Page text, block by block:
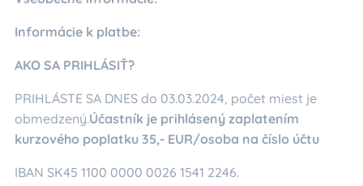
Informácie k platbe:
AKO SA PRIHLÁSIŤ?
PRIHLÁSTE SA DNES do 03.03.2024, počet miest je
obmedzený.Účastník je prihlásený zaplatením
kurzového poplatku 35,- EUR/osoba na číslo účtu
IBAN SK45 1100 0000 0026 1541 2246.